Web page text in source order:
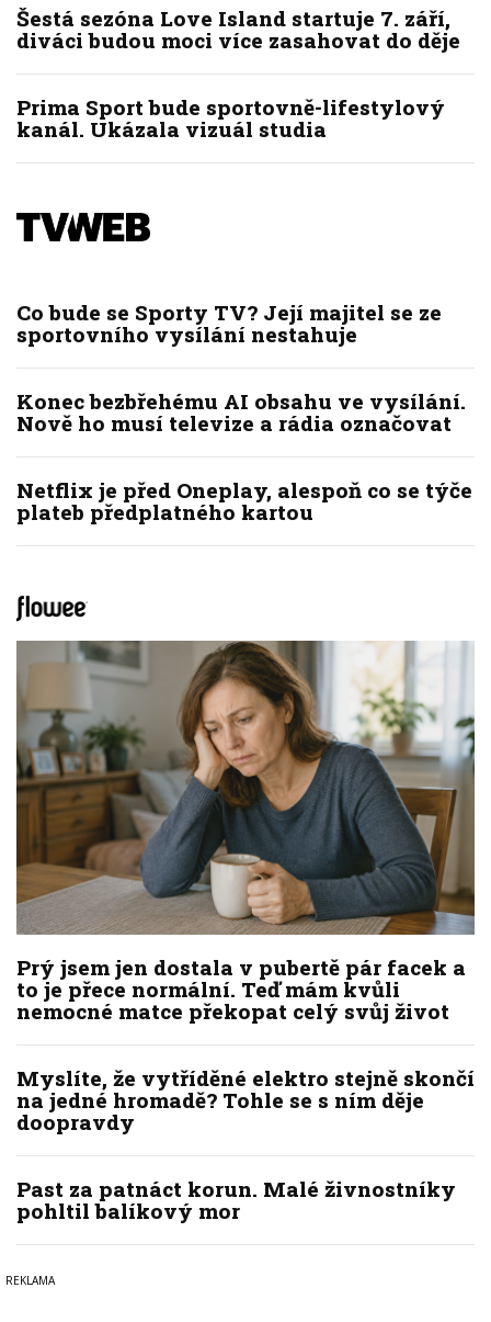
Šestá sezóna Love Island startuje 7. září,
diváci budou moci více zasahovat do děje
Prima Sport bude sportovně-lifestylový
kanál. Ukázala vizuál studia
Co bude se Sporty TV? Její majitel se ze
sportovního vysílání nestahuje
Konec bezbřehému AI obsahu ve vysílání.
Nově ho musí televize a rádia označovat
Netflix je před Oneplay, alespoň co se týče
plateb předplatného kartou
Prý jsem jen dostala v pubertě pár facek a
to je přece normální. Teď mám kvůli
nemocné matce překopat celý svůj život
Myslíte, že vytříděné elektro stejně skončí
na jedné hromadě? Tohle se s ním děje
doopravdy
Past za patnáct korun. Malé živnostníky
pohltil balíkový mor